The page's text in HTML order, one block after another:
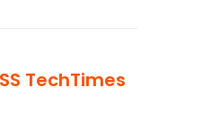
TechTimes